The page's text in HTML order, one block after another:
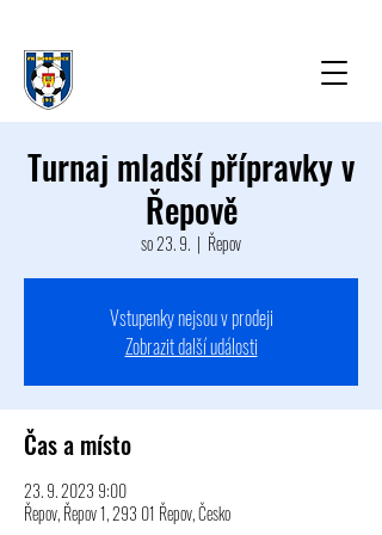
Turnaj mladší přípravky v
Řepově
so 23. 9.
  |
Řepov
Vstupenky nejsou v prodeji
Zobrazit další události
Čas a místo
23. 9. 2023 9:00
Řepov, Řepov 1, 293 01 Řepov, Česko